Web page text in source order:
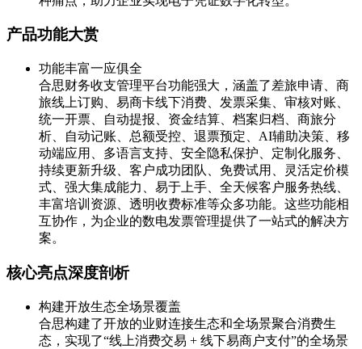
产品功能大赏
功能丰富一应俱全
合思财务收支管理平台功能强大，涵盖了差旅申请、商
旅线上订购、易商卡线下消费、发票采集、审核对账、
统一开票、自动提报、资金结算、档案归档、商旅分
析、自动记账、总额受控、退票预定、AI辅助决策、移
动端应用、多语言支持、安全隐私保护、定制化服务、
持续更新升级、客户成功团队、免费试用、灵活定价模
式、强大集成能力、易于上手、全天候客户服务热线、
丰富培训资源、透明收费标准等众多功能。这些功能相
互协作，为企业的数电发票管理提供了一站式的解决方
案。
核心亮点深度剖析
构建开放生态全场景覆盖
合思构建了开放的业财连接生态和全场景聚合消费生
态，实现了“线上消费交易 + 线下易商户支付”的全场景